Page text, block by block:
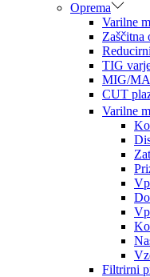
Oprema
Varilne
Zaščitna
TIG
MIG/
CUT
Varilne
Filtrirni